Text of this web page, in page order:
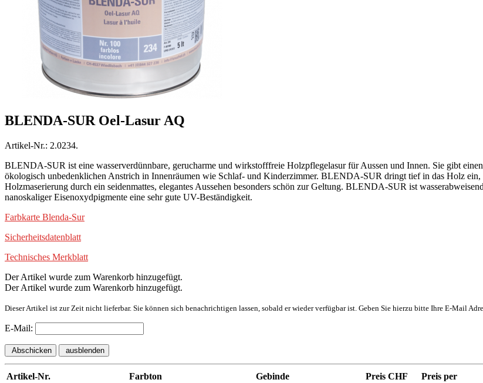
BLENDA-SUR Oel-Lasur AQ
Artikel-Nr.: 2.0234.
BLENDA-SUR ist eine wasserverdünnbare, gerucharme und wirkstofffreie Holzpflegelasur für Aussen und Innen. Sie gibt
ökologisch unbedenklichen Anstrich in Innenräumen wie Schlaf- und Kinderzimmer. BLENDA-SUR dringt tief in das Holz
Holzmaserierung durch ein seidenmattes, elegantes Aussehen besonders schön zur Geltung. BLENDA-SUR ist
nanoskaliger Eisenoxydpigmente eine sehr gute UV-Beständigkeit.
Farbkarte Blenda-Sur
Sicherheitsdatenblatt
Technisches Merkblatt
Der Artikel wurde zum Warenkorb hinzugefügt.
Der Artikel wurde zum Warenkorb hinzugefügt.
Dieser Artikel ist zur Zeit nicht lieferbar. Sie können sich benachrichtigen lassen, sobald er wieder verfügbar ist. Geben Sie hierzu bitte Ihre E-Mail
E-Mail:
Abschicken ausblenden
Artikel-Nr. Farbton Gebinde Preis CHF Preis per